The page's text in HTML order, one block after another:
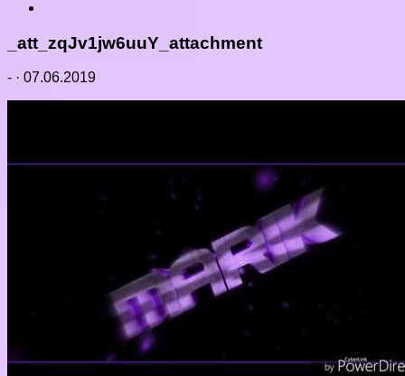
_att_zqJv1jw6uuY_attachment
- · 07.06.2019